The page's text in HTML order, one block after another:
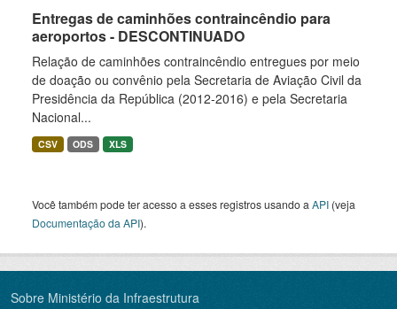
Entregas de caminhões contraincêndio para
aeroportos - DESCONTINUADO
Relação de caminhões contraincêndio entregues por meio
de doação ou convênio pela Secretaria de Aviação Civil da
Presidência da República (2012-2016) e pela Secretaria
Nacional...
CSV ODS XLS
Você também pode ter acesso a esses registros usando a API (veja
Documentação da API).
Sobre Ministério da Infraestrutura